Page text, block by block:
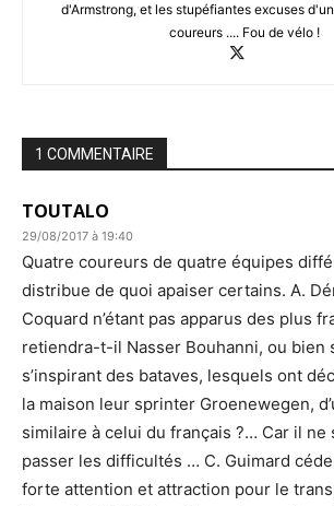
d'Armstrong, et les stupéfiantes excuses
coureurs .... Fou de vélo !
1 COMMENTAIRE
TOUTALO
29/08/2017 à 19:40
Quatre coureurs de quatre équipes
distribue de quoi apaiser certains. A.
Coquard n’étant pas apparus des plus
retiendra-t-il Nasser Bouhanni, ou bien
s’inspirant des bataves, lesquels ont
la maison leur sprinter Groenewegen,
similaire à celui du français ?… Car il ne
passer les difficultés … C. Guimard
forte attention et attraction pour le